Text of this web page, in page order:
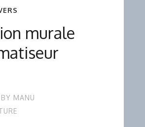
murale
BY MANU